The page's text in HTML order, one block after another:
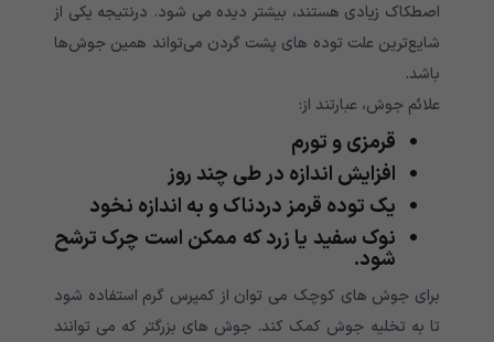
اصطکاک زیادی هستند، بیشتر دیده می شود. درنتیجه یکی از
شایع‌ترین علت توده های پشت گردن می‌تواند همین جوش‌ها
باشد.
علائم جوش، عبارتند از:
قرمزی و تورم
افزایش اندازه در طی چند روز
یک توده قرمز دردناک و به اندازه نخود
نوک سفید یا زرد که ممکن است چرک ترشح
شود.
برای جوش های کوچک می توان از کمپرس گرم استفاده شود
تا به تخلیه جوش کمک کند. جوش های بزرگتر که می توانند